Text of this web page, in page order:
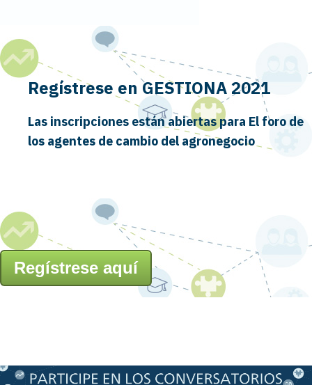
Regístrese en GESTIONA 2021
Las inscripciones están abiertas para El foro de
los agentes de cambio del agronegocio
Regístrese aquí